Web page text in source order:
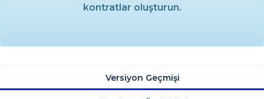
kontratlar oluşturun.
Versiyon Geçmişi